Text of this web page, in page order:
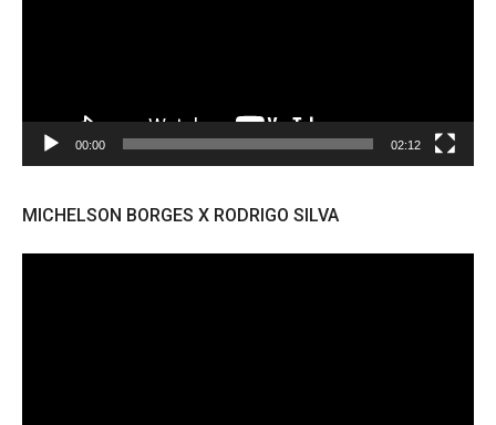
00:00 02:12
MICHELSON BORGES X RODRIGO SILVA